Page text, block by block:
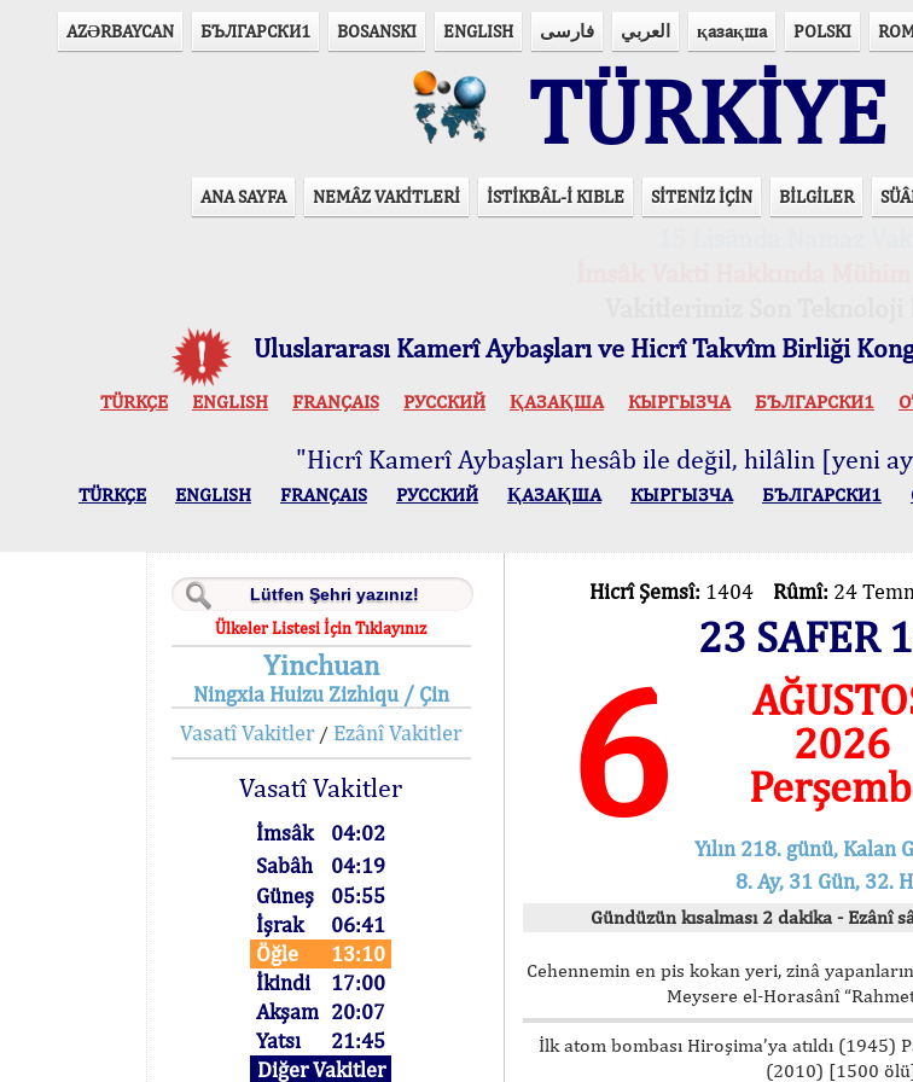
AZӘRBAYCAN БЪЛГАРСКИ1 BOSANSKI ENGLISH فارسی العربي қазақша POLSKI
TÜRKİYE
ANA SAYFA NEMÂZ VAKİTLERİ İSTİKBÂL-İ KIBLE SİTENİZ İÇİN BİLGİLER
Uluslararası Kamerî Aybaşları ve Hicrî Takvîm Birliği
TÜRKÇE ENGLISH FRANÇAIS РУССКИЙ ҚАЗАҚША КЫPГЫЗЧA БЪЛГАРСКИ1
"Hicrî Kamerî Aybaşları hesâb ile değil, hilâlin [yeni
TÜRKÇE ENGLISH FRANÇAIS РУССКИЙ ҚАЗАҚША КЫPГЫЗЧA БЪЛГАРСКИ1
Ülkeler Listesi İçin Tıklayınız
Yinchuan
Ningxia Huizu Zizhiqu / Çin
Vasatî Vakitler/ Ezânî Vakitler
Vasatî Vakitler
İmsâk
04:02
Sabâh
04:19
Güneş
05:55
İşrak
06:41
Öğle
13:10
İkindi
17:00
Akşam 20:07
Yatsı
21:45
Diğer Vakitler
Hicrî Şemsî: 1404 Rûmî: 24
23 SAFER
6
2026
Yılın 218. günü, Kalan
8. Ay, 31 Gün, 32.
Gündüzün kısalması 2 dakika - Ezânî
Cehennemin en pis kokan yeri, zinâ
Meysere el-Horasânî
İlk atom bombası Hiroşima’ya atıldı (1945)
(2010) [1500